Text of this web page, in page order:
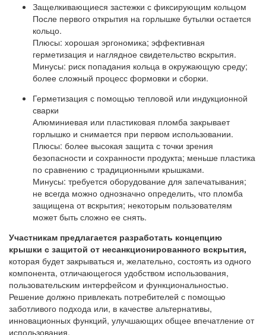
Защелкивающиеся застежки с фиксирующим кольцом
После первого открытия на горлышке бутылки остается
кольцо.
Плюсы: хорошая эргономика; эффективная
герметизация и наглядное свидетельство вскрытия.
Минусы: риск попадания кольца в окружающую среду;
более сложный процесс формовки и сборки.
Герметизация с помощью тепловой или индукционной
сварки
Алюминиевая или пластиковая пломба закрывает
горлышко и снимается при первом использовании.
Плюсы: более высокая защита с точки зрения
безопасности и сохранности продукта; меньше пластика
по сравнению с традиционными крышками.
Минусы: требуется оборудование для запечатывания;
не всегда можно однозначно определить, что пломба
защищена от вскрытия; некоторым пользователям
может быть сложно ее снять.
Участникам предлагается разработать концепцию
крышки с защитой от несанкционированного вскрытия,
которая будет закрываться и, желательно, состоять из одного
компонента, отличающегося удобством использования,
пользовательским интерфейсом и функциональностью.
Решение должно привлекать потребителей с помощью
заботливого подхода или, в качестве альтернативы,
инновационных функций, улучшающих общее впечатление от
использования.